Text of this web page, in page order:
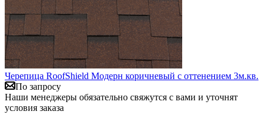
Черепица RoofShield Модерн коричневый с оттенением 3м.кв.
По запросу
Наши менеджеры обязательно свяжутся с вами и уточнят
условия заказа